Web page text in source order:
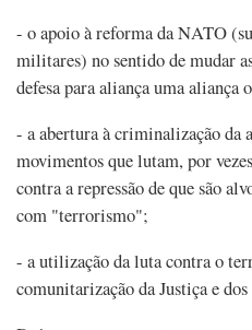
- o apoio à reforma da NATO
militares) no sentido de mudar
defesa para aliança uma aliança
- a abertura à criminalização da
movimentos que lutam, por
contra a repressão de que são
com "terrorismo";
- a utilização da luta contra o
comunitarização da Justiça e